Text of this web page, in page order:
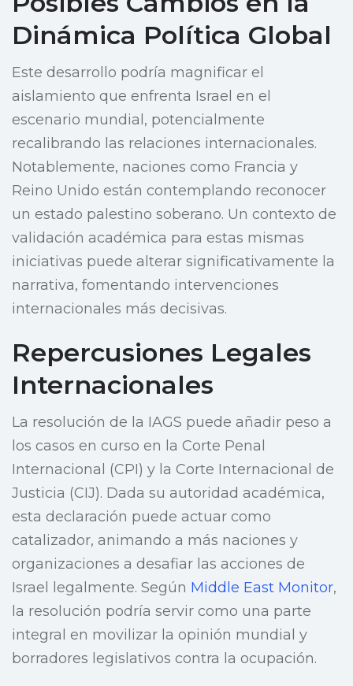
Dinámica Política Global
Este desarrollo podría magnificar el
aislamiento que enfrenta Israel en el
escenario mundial, potencialmente
recalibrando las relaciones internacionales.
Notablemente, naciones como Francia y
Reino Unido están contemplando reconocer
un estado palestino soberano. Un contexto de
validación académica para estas mismas
iniciativas puede alterar significativamente la
narrativa, fomentando intervenciones
internacionales más decisivas.
Repercusiones Legales
Internacionales
La resolución de la IAGS puede añadir peso a
los casos en curso en la Corte Penal
Internacional (CPI) y la Corte Internacional de
Justicia (CIJ). Dada su autoridad académica,
esta declaración puede actuar como
catalizador, animando a más naciones y
organizaciones a desafiar las acciones de
Israel legalmente. Según Middle East Monitor,
la resolución podría servir como una parte
integral en movilizar la opinión mundial y
borradores legislativos contra la ocupación.